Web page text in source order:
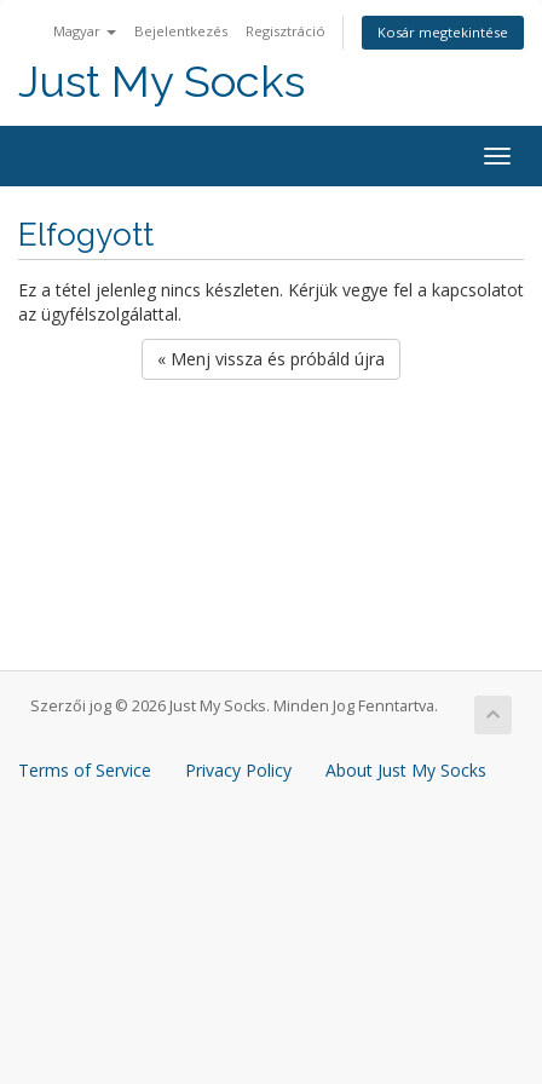
Magyar Bejelentkezés Regisztráció Kosár megtekintése
Just My Socks
Elfogyott
Ez a tétel jelenleg nincs készleten. Kérjük vegye fel a kapcsolatot
az ügyfélszolgálattal.
« Menj vissza és próbáld újra
Szerzői jog © 2026 Just My Socks. Minden Jog Fenntartva.
Terms of Service Privacy Policy About Just My Socks